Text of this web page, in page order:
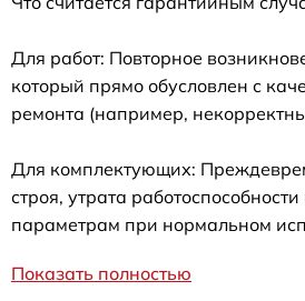
Для работ: Повторное
который прямо обусловлен с
ремонта (например,
Для комплектующих:
строя, утрата
параметрам при нормальном
Показать полностью